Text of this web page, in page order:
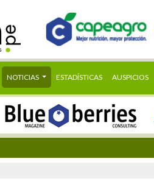
NOTICIAS ESTADÍSTICAS AUSPICIOS